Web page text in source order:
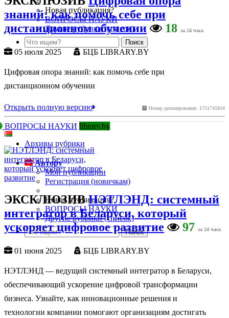
Новая публикация?
ВОПРОСЫ НАУКИ
Другие рубрики (список)
знаний: как помочь себе при
дистанционном обучении
18 за 24 часа
05 июля 2025 БЦБ LIBRARY.BY
Цифровая опора знаний: как помочь себе при
дистанционном обучении
Номер депонирования: 1751745834
Открыть полную версию
ВОПРОСЫ НАУКИ library.by
Архивы рубрики
Автору
Мои публикации
Регистрация (новичкам)
Новая публикация?
ВОПРОСЫ НАУКИ
Другие рубрики (список)
ЭКСКЛЮЗИВ НЭТЛЭНД: системный
интегратор в Беларуси, который
ускоряет цифровое развитие
97 за 24 часа
01 июня 2025 БЦБ LIBRARY.BY
НЭТЛЭНД — ведущий системный интегратор в Беларуси,
обеспечивающий ускорение цифровой трансформации
бизнеса. Узнайте, как инновационные решения и
технологии компании помогают организациям достигать